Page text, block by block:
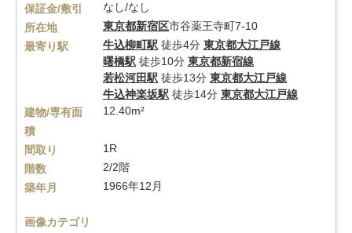
保証金/敷引
なし/なし
所在地
東京都新宿区市谷薬王寺町7-10
最寄り駅
牛込柳町駅 徒歩4分 東京都大江戸線
曙橋駅 徒歩10分 東京都新宿線
若松河田駅 徒歩13分 東京都大江戸線
牛込神楽坂駅 徒歩14分 東京都大江戸線
建物/専有面
積
12.40m²
間取り
1R
階数
2/2階
築年月
1966年12月
画像カテゴリ